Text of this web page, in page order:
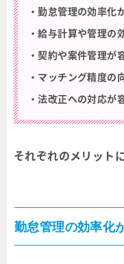
・勤怠管理の効率化
・給与計算や管理の
・契約や案件管理が
・マッチング精度の
・法改正への対応が
それぞれのメリット
勤怠管理の効率化